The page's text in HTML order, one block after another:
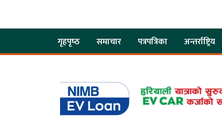
गृहपृष्‍ठ समाचार पत्रपत्रिका अन्तर्राष्ट्रिय